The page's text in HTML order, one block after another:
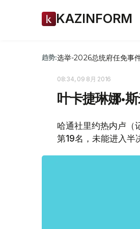
KAZINFORM
趋势:选举-2026总统府任免事
08:34, 09 8月 2016
叶卡捷琳娜•
哈通社里约热内卢（
第19名，未能进入半